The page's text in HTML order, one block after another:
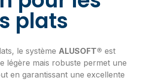
plats
le système ALUSOFT® est
légère mais robuste permet une
en garantissant une excellente